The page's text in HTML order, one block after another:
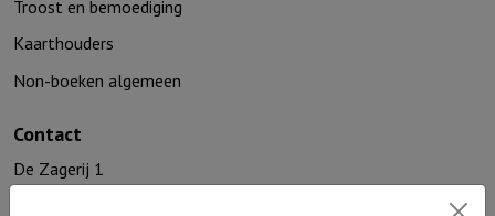
Troost en bemoediging
Kaarthouders
Non-boeken algemeen
Contact
De Zagerij 1